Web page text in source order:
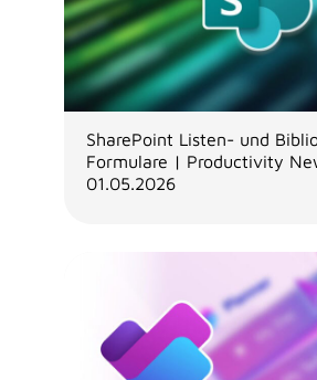
SharePoint Listen- und
Formulare | Productivity
01.05.2026